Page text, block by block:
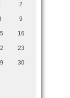
2
9
16
23
30